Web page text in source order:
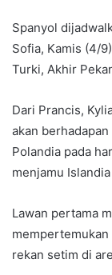
Spanyol
Sofia, Kamis (4/
Turki, Akhir
Dari Prancis,
akan
Polandia pada
menjamu
Lawan pertama
mempertemukan
rekan setim di